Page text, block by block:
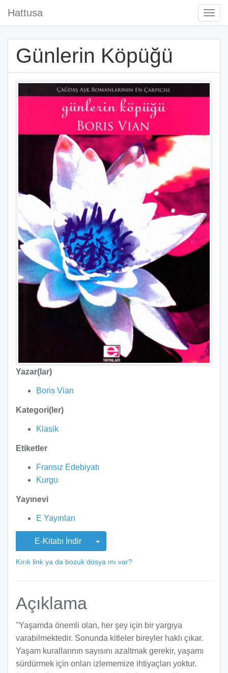
Hattusa
Günlerin Köpüğü
Yazar(lar)
Boris Vian
Kategori(ler)
Klasik
Etiketler
Fransız Edebiyatı
Kurgu
Yayınevi
E Yayınları
E-Kitabı İndir
Kırık link ya da bozuk dosya mı var?
Açıklama
"Yaşamda önemli olan, her şey için bir yargıya
varabilmektedir. Sonunda kitleler bireyler haklı çıkar.
Yaşam kurallarının sayısını azaltmak gerekir, yaşamı
sürdürmek için onları izlememize ihtiyaçları yoktur.